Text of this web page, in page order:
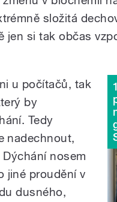
složitá
jen si tak občas
u počítačů, tak
by
Tedy
nadechnout,
nosem
jiné proudění v
dusného,